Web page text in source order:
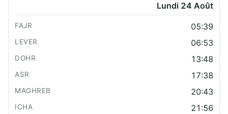
Lundi 24 Août
05:39
06:53
13:48
17:38
20:43
21:56